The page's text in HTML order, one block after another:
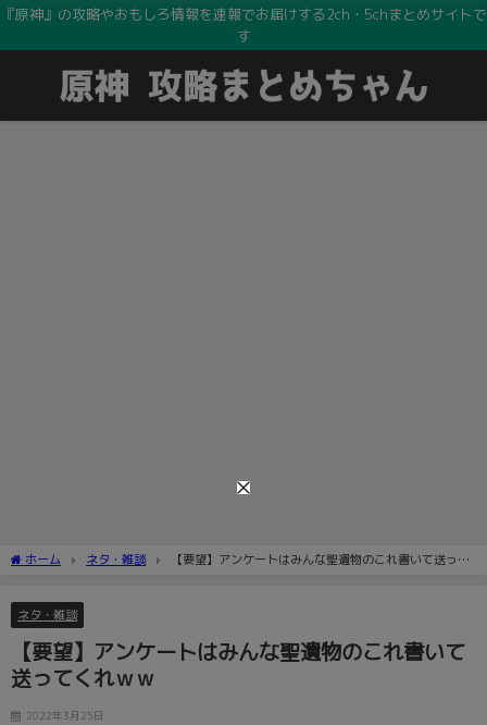
『原神』の攻略やおもしろ情報を速報でお届けする2ch・5chまとめサイトで
す
ホーム ネタ・雑談
【要望】アンケートはみんな聖遺物のこれ書いて送って
ネタ・雑談
【要望】アンケートはみんな聖遺物のこれ書いて
送ってくれｗｗ
2022年3月25日